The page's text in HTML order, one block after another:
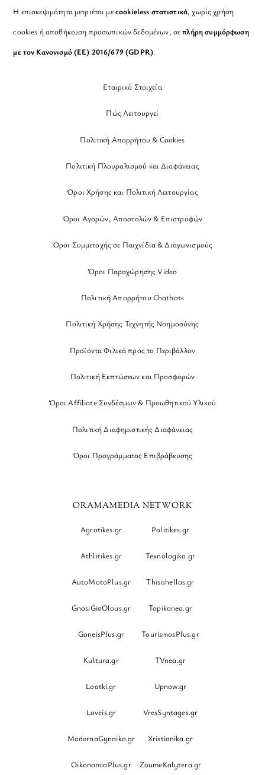
Η επισκεψιμότητα μετριέται μεcookieless στατιστικά, χωρίς χρήση
cookies ή αποθήκευση προσωπικών δεδομένων, σεπλήρη συμμόρφωση
με τον Κανονισμό (ΕΕ) 2016/679 (GDPR).
Εταιρικά Στοιχεία
Πώς Λειτουργεί
Πολιτική Απορρήτου & Cookies
Πολιτική Πλουραλισμού και Διαφάνειας
Όροι Χρήσης και Πολιτική Λειτουργίας
Όροι Αγορών, Αποστολών & Επιστροφών
Όροι Συμμετοχής σε Παιχνίδια & Διαγωνισμούς
Όροι Παραχώρησης Video
Πολιτική Απορρήτου Chatbots
Πολιτική Χρήσης Τεχνητής Νοημοσύνης
Προϊόντα Φιλικά προς το Περιβάλλον
Πολιτική Εκπτώσεων και Προσφορών
Όροι Affiliate Συνδέσμων & Προωθητικού Υλικού
Πολιτική Διαφημιστικής Διαφάνειας
Όροι Προγράμματος Επιβράβευσης
ORAMAMEDIA NETWORK
Agrotikes.gr Politikes.gr
Athlitikes.gr Texnologika.gr
AutoMotoPlus.gr Thisishellas.gr
GnosiGiaOlous.gr Topikanea.gr
GoneisPlus.gr TourismosPlus.gr
Kultura.gr TVnea.gr
Loatki.gr Upnow.gr
Loveis.gr VresSyntages.gr
ModernaGynaika.gr Xristianika.gr
OikonomiaPlus.gr ZoumeKalytera.gr